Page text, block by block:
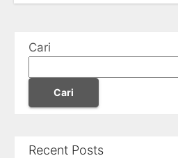
Cari
Cari
Recent Posts